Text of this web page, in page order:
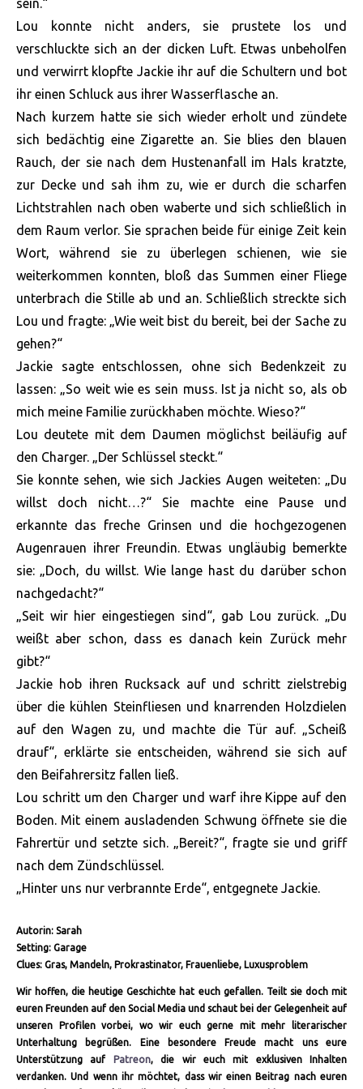
sein.“
Lou konnte nicht anders, sie prustete los und
verschluckte sich an der dicken Luft. Etwas unbeholfen
und verwirrt klopfte Jackie ihr auf die Schultern und bot
ihr einen Schluck aus ihrer Wasserflasche an.
Nach kurzem hatte sie sich wieder erholt und zündete
sich bedächtig eine Zigarette an. Sie blies den blauen
Rauch, der sie nach dem Hustenanfall im Hals kratzte,
zur Decke und sah ihm zu, wie er durch die scharfen
Lichtstrahlen nach oben waberte und sich schließlich in
dem Raum verlor. Sie sprachen beide für einige Zeit kein
Wort, während sie zu überlegen schienen, wie sie
weiterkommen konnten, bloß das Summen einer Fliege
unterbrach die Stille ab und an. Schließlich streckte sich
Lou und fragte: „Wie weit bist du bereit, bei der Sache zu
gehen?“
Jackie sagte entschlossen, ohne sich Bedenkzeit zu
lassen: „So weit wie es sein muss. Ist ja nicht so, als ob
mich meine Familie zurückhaben möchte. Wieso?“
Lou deutete mit dem Daumen möglichst beiläufig auf
den Charger. „Der Schlüssel steckt.“
Sie konnte sehen, wie sich Jackies Augen weiteten: „Du
willst doch nicht…?“ Sie machte eine Pause und
erkannte das freche Grinsen und die hochgezogenen
Augenrauen ihrer Freundin. Etwas ungläubig bemerkte
sie: „Doch, du willst. Wie lange hast du darüber schon
nachgedacht?“
„Seit wir hier eingestiegen sind“, gab Lou zurück. „Du
weißt aber schon, dass es danach kein Zurück mehr
gibt?“
Jackie hob ihren Rucksack auf und schritt zielstrebig
über die kühlen Steinfliesen und knarrenden Holzdielen
auf den Wagen zu, und machte die Tür auf. „Scheiß
drauf“, erklärte sie entscheiden, während sie sich auf
den Beifahrersitz fallen ließ.
Lou schritt um den Charger und warf ihre Kippe auf den
Boden. Mit einem ausladenden Schwung öffnete sie die
Fahrertür und setzte sich. „Bereit?“, fragte sie und griff
nach dem Zündschlüssel.
„Hinter uns nur verbrannte Erde“, entgegnete Jackie.
Autorin: Sarah
Setting: Garage
Clues: Gras, Mandeln, Prokrastinator, Frauenliebe, Luxusproblem
Wir hoffen, die heutige Geschichte hat euch gefallen. Teilt sie doch mit
euren Freunden auf den Social Media und schaut bei der Gelegenheit auf
unseren Profilen vorbei, wo wir euch gerne mit mehr literarischer
Unterhaltung begrüßen. Eine besondere Freude macht uns eure
Unterstützung auf
Patreon, die wir euch mit exklusiven Inhalten
verdanken. Und wenn ihr möchtet, dass wir einen Beitrag nach euren